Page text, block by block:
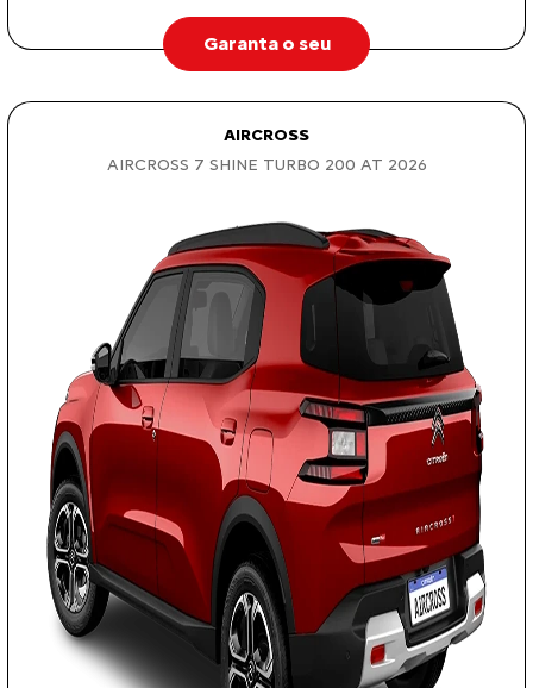
Garanta o seu
AIRCROSS
AIRCROSS 7 SHINE TURBO 200 AT 2026